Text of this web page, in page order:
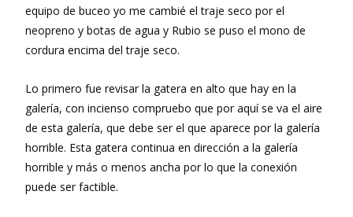
equipo de buceo yo me cambié el traje seco por el
neopreno y botas de agua y Rubio se puso el mono de
cordura encima del traje seco.
Lo primero fue revisar la gatera en alto que hay en la
galería, con incienso compruebo que por aquí se va el aire
de esta galería, que debe ser el que aparece por la galería
horrible. Esta gatera continua en dirección a la galería
horrible y más o menos ancha por lo que la conexión
puede ser factible.